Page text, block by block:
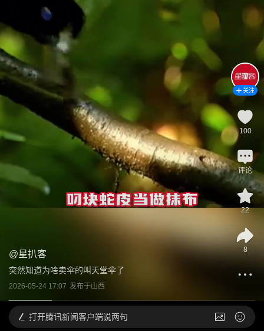
@星扒客
突然知道为啥卖伞的叫天堂伞了
2026-05-24 17:07 发布于山西
关注
100
评论
22
8
打开腾讯新闻客户端说两句